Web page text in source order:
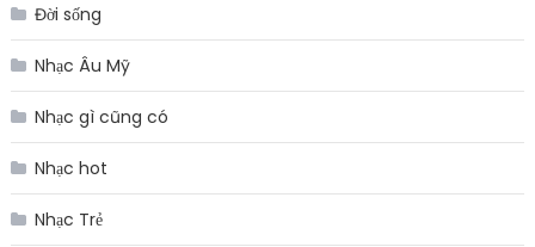
Đời sống
Nhạc Âu Mỹ
Nhạc gì cũng có
Nhạc hot
Nhạc Trẻ